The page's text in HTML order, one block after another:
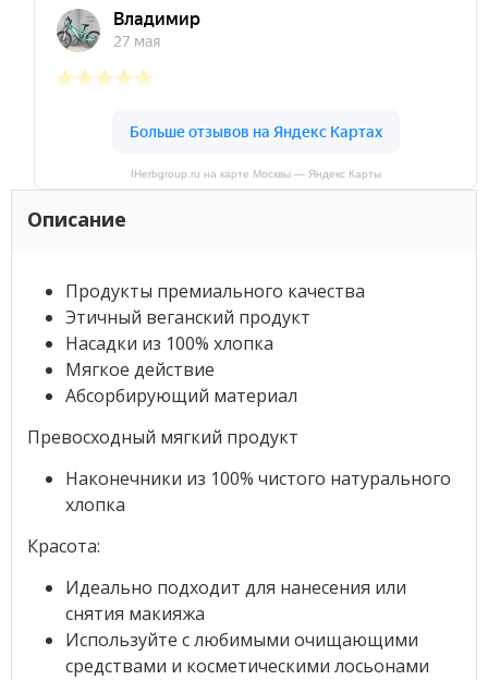
IHerbgroup.ru на карте Москвы — Яндекс Карты
Описание
Продукты премиального качества
Этичный веганский продукт
Насадки из 100% хлопка
Мягкое действие
Абсорбирующий материал
Превосходный мягкий продукт
Наконечники из 100% чистого натурального
хлопка
Красота:
Идеально подходит для нанесения или
снятия макияжа
Используйте с любимыми очищающими
средствами и косметическими лосьонами